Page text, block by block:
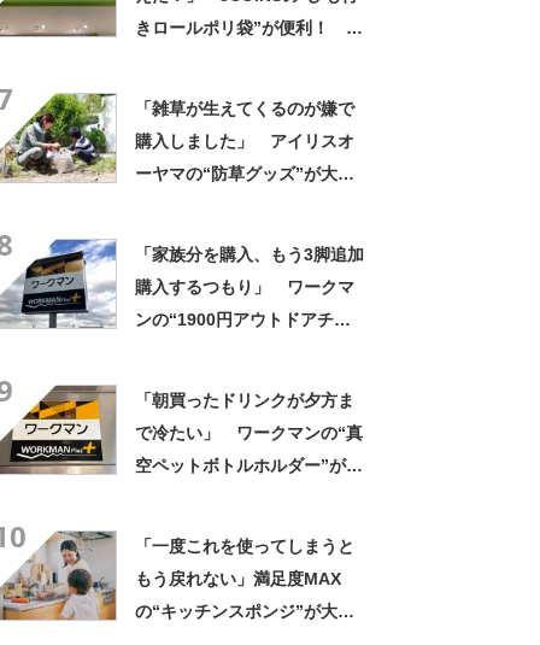
きロールポリ袋”が便利！
「雑草が生えてくるのが嫌で
購入しました」 アイリスオ
ーヤマの“防草グッズ”が大人
「家族分を購入、もう3脚追加
購入するつもり」 ワークマ
ンの“1900円アウトドアチェ
「朝買ったドリンクが夕方ま
で冷たい」 ワークマンの“真
空ペットボトルホルダー”が大
「一度これを使ってしまうと
もう戻れない」満足度MAX
の“キッチンスポンジ”が大好